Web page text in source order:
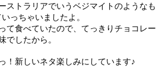
ストラリアでいうベジマイトのような
っちゃいましたよ。
て食べていたので、てっきりチョコレ
したから。
！新しいネタ楽しみにしています♪